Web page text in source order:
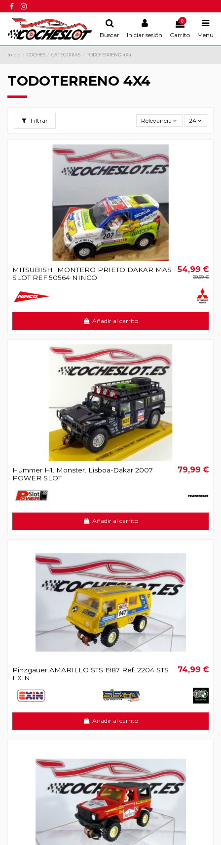
Buscar Iniciar sesión
0
Carrito Menu
Inicio COCHES CATEGORIAS TODOTERRENO 4X4
TODOTERRENO 4X4
Filtrar Relevancia 24
MITSUBISHI MONTERO PRIETO DAKAR MAS
SLOT REF.50564 NINCO
54,99 €
69,99 €
Añadir al carrito
Hummer H1. Monster. Lisboa-Dakar 2007
POWER SLOT
79,99 €
Añadir al carrito
Pinzgauer AMARILLO STS 1987 Ref. 2204 STS
EXIN
74,99 €
Añadir al carrito